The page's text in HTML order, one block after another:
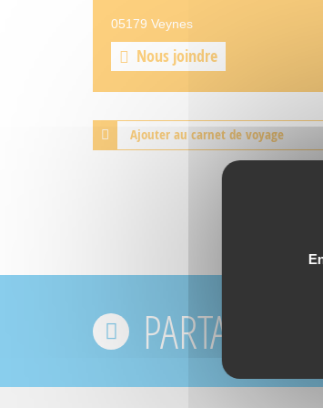
05179 Veynes
Nous joindre
Ajouter au carnet de voyage
PARTAGEZ